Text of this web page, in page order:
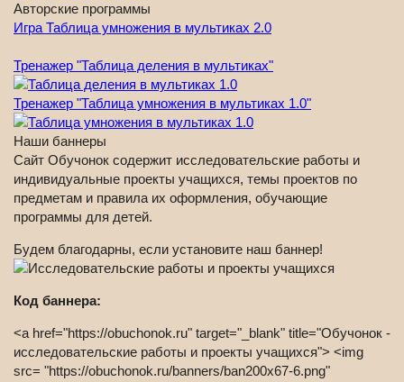
Авторские программы
Игра Таблица умножения в мультиках 2.0
Тренажер "Таблица деления в мультиках"
Тренажер "Таблица умножения в мультиках 1.0"
Наши баннеры
Сайт Обучонок содержит исследовательские работы и
индивидуальные проекты учащихся, темы проектов по
предметам и правила их оформления, обучающие
программы для детей.
Будем благодарны, если установите наш баннер!
Код баннера:
<a href="https://obuchonok.ru" target="_blank" title="Обучонок -
исследовательские работы и проекты учащихся"> <img
src= "https://obuchonok.ru/banners/ban200x67-6.png"